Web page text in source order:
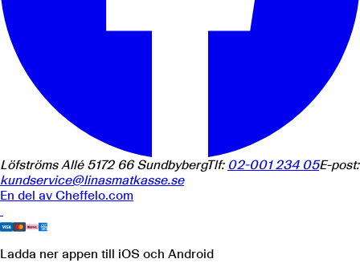
Löfströms Allé 5172 66 SundbybergTlf: 02-001 234 05E-post:
kundservice@linasmatkasse.se
En del av Cheffelo.com
Ladda ner appen till iOS och Android